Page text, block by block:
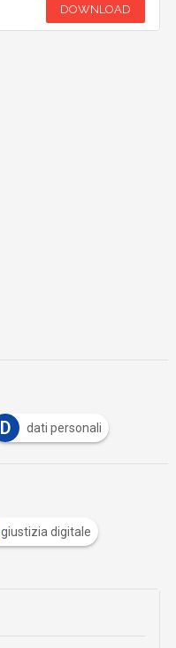
DOWNLOAD
D dati personali
giustizia digitale